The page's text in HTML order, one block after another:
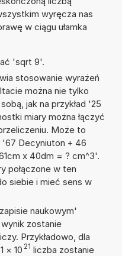
wyręcza nas
w ciągu ułamka
'sqrt 9'.
stosowanie wyrażeń
można nie tylko
jak na przykład '25
miary można łączyć
Może to
'67 Decyniuton + 46
x 40dm = ? cm^3'.
połączone w ten
siebie i mieć sens w
naukowym'
zostanie
Przykładowo, dla
× 10 21 liczba zostanie